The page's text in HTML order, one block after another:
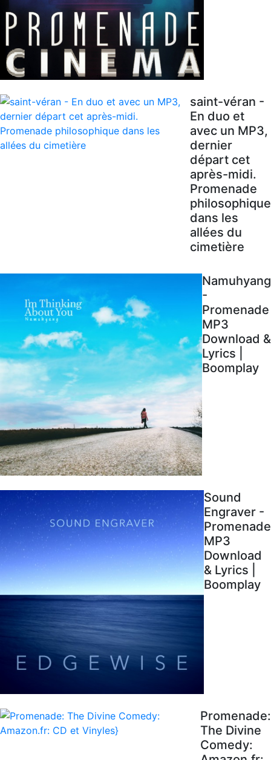
saint-véran -
En duo et
avec un MP3,
dernier
départ cet
après-midi.
Promenade
philosophique
dans les
allées du
cimetière
Namuhyang
-
Promenade
MP3
Download &
Lyrics |
Boomplay
Sound
Engraver -
Promenade
MP3
Download
& Lyrics |
Boomplay
Promenade:
The Divine
Comedy: